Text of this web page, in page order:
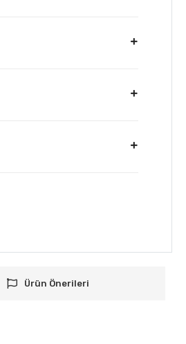
Ürün Önerileri